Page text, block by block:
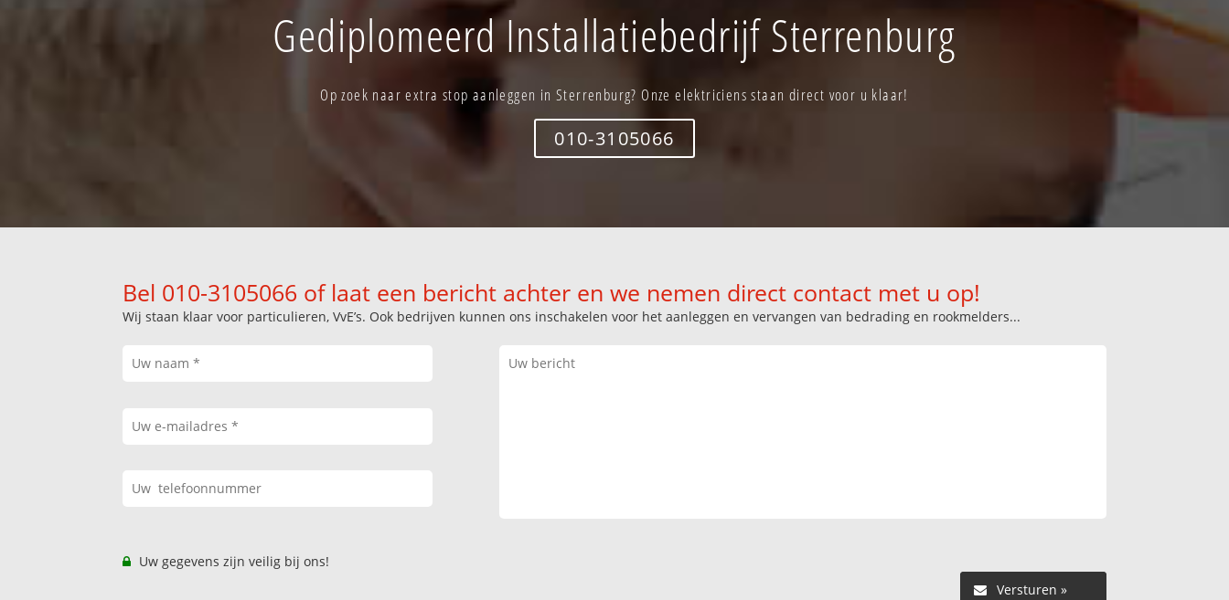
Gediplomeerd Installatiebedrijf Sterrenburg
Op zoek naar extra stop aanleggen in Sterrenburg? Onze elektriciens staan direct voor u klaar!
010-3105066
Bel 010-3105066 of laat een bericht achter en we nemen direct contact met u op!
Wij staan klaar voor particulieren, VvE’s. Ook bedrijven kunnen ons inschakelen voor het aanleggen en vervangen van bedrading en rookmelders...
Uw gegevens zijn veilig bij ons!
Versturen »